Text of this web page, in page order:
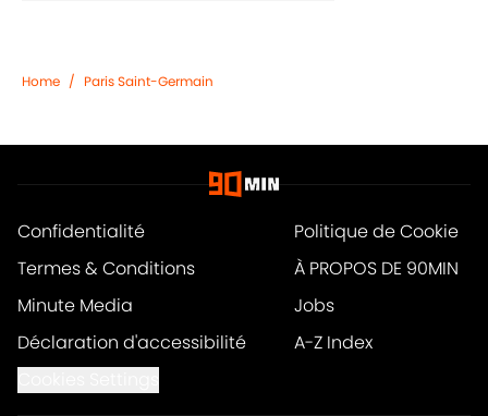
Home / Paris Saint-Germain
Confidentialité
Politique de Cookie
Termes & Conditions
À PROPOS DE 90MIN
Minute Media
Jobs
Déclaration d'accessibilité
A-Z Index